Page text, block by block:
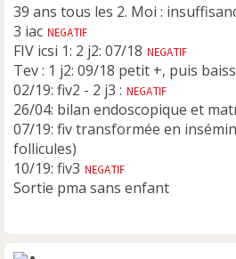
39 ans tous les 2. Moi :
3 iac
FIV icsi 1: 2 j2: 07/18
Tev : 1 j2: 09/18 petit +, puis
02/19: fiv2 - 2 j3 :
26/04: bilan endoscopique et
07/19: fiv transformée en
follicules)
10/19: fiv3
Sortie pma sans enfant